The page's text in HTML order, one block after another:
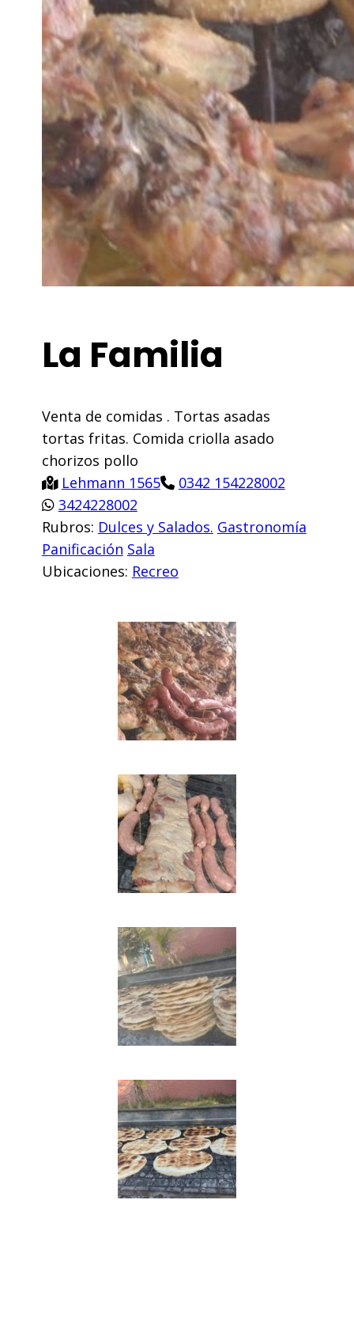
La Familia
Venta de comidas . Tortas asadas
tortas fritas. Comida criolla asado
chorizos pollo
Lehmann 1565
0342 154228002
3424228002
Rubros: Dulces y Salados. Gastronomía
Panificación Sala
Ubicaciones: Recreo